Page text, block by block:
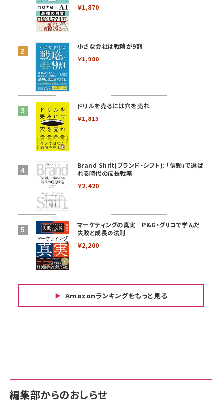
￥1,870
小さな会社は戦略が9割
￥1,980
ドリルを売るには穴を売れ
￥1,815
Brand Shift(ブランド・シフト): 「信頼」で選ば
れる時代の成長戦略
￥2,420
マーケティングの真実 P&G・グリコで学んだ
失敗と成長の法則
￥2,200
Amazonランキングをもっと見る
￥880
anan(アンアン)2026/06/24号 No.2500増刊
スペシャルエディション[王道エンタメの矜持／
サポート正規品 メーカー保証5年 KLMEA128G
NIMASO ガラスフィルム iPhone 17 用 保護フィ
サポート正規品 メーカー保証5年 KLMEA128G
Amazon eギフトカード - Amazonロゴ - クラ
編集部からのおしらせ